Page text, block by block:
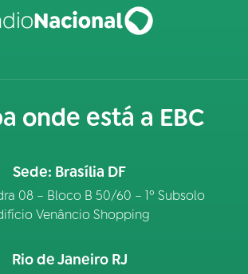
onde está a EBC
Sede: Brasília DF
08 – Bloco B 50/60 – 1º Subsolo
Venâncio Shopping
Rio de Janeiro RJ